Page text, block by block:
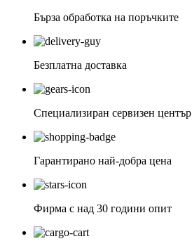
Бърза обработка на поръчките
Безплатна доставка
Специализиран сервизен център
Гарантирано най-добра цена
Фирма с над 30 години опит